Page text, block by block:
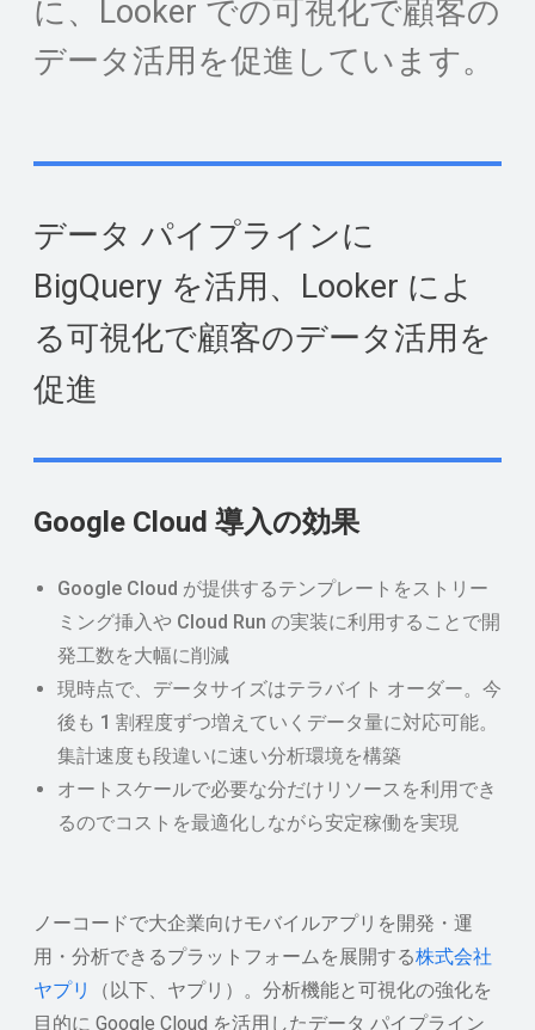
に、Looker での可視化で顧客の
データ活用を促進しています。
Google Cloud 導入の効果
Google Cloud が提供するテンプレートをストリー
ミング挿入や Cloud Run の実装に利用することで開
発工数を大幅に削減
現時点で、データサイズはテラバイト オーダー。今
後も 1 割程度ずつ増えていくデータ量に対応可能。
集計速度も段違いに速い分析環境を構築
オートスケールで必要な分だけリソースを利用でき
るのでコストを最適化しながら安定稼働を実現
データ パイプラインに
BigQuery を活用、Looker によ
る可視化で顧客のデータ活用を
促進
ノーコードで大企業向けモバイルアプリを開発・運
用・分析できるプラットフォームを展開する株式会社
ヤプリ
（以下、ヤプリ）。分析機能と可視化の強化を
目的に Google Cloud を活用したデータ パイプライン